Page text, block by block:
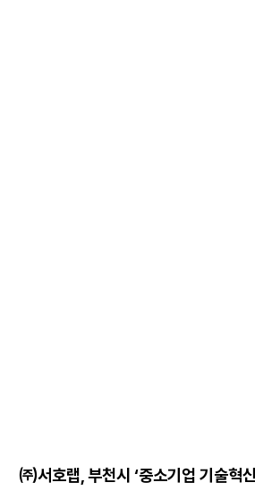
㈜서호랩, 부천시 ‘중소기업 기술혁